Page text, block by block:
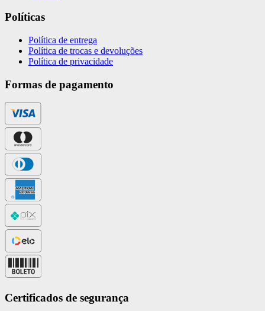
Políticas
Política de entrega
Política de trocas e devoluções
Política de privacidade
Formas de pagamento
Certificados de segurança